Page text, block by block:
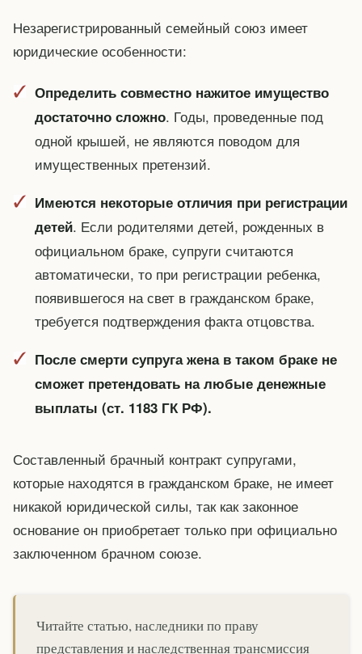
Незарегистрированный семейный союз имеет
юридические особенности:
Определить совместно нажитое имущество
достаточно сложно. Годы, проведенные под
одной крышей, не являются поводом для
имущественных претензий.
Имеются некоторые отличия при регистрации
детей. Если родителями детей, рожденных в
официальном браке, супруги считаются
автоматически, то при регистрации ребенка,
появившегося на свет в гражданском браке,
требуется подтверждения факта отцовства.
После смерти супруга жена в таком браке не
сможет претендовать на любые денежные
выплаты (ст. 1183 ГК РФ).
Составленный брачный контракт супругами,
которые находятся в гражданском браке, не имеет
никакой юридической силы, так как законное
основание он приобретает только при официально
заключенном брачном союзе.
Читайте статью, наследники по праву
представления и наследственная трансмиссия